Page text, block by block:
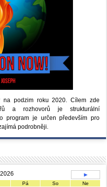
na podzim roku 2020.Cílem zde
a rozhovorů je strukturální
program je určen především pro
podrobněji.
►
Pá So Ne